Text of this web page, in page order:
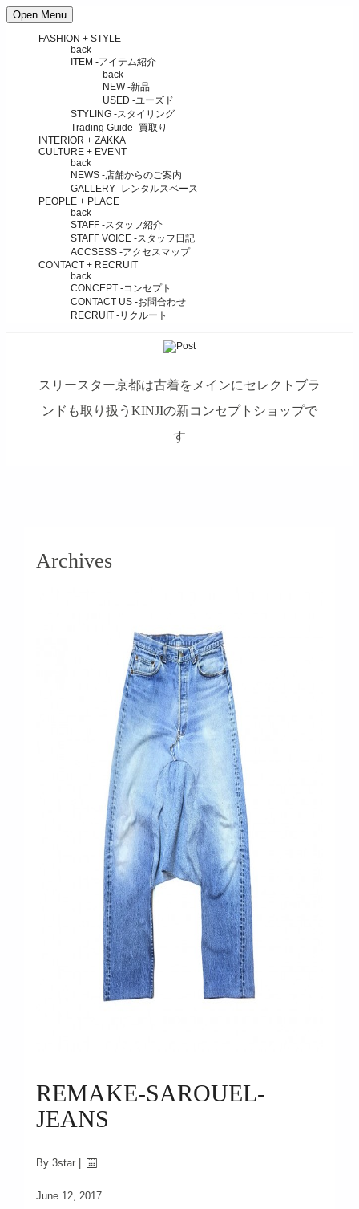
Open Menu
FASHION + STYLE
back
ITEM -アイテム紹介
back
NEW-新品
USED -ユーズド
STYLING -スタイリング
Trading Guide -買取り
INTERIOR + ZAKKA
CULTURE + EVENT
back
NEWS -店舗からのご案内
GALLERY -レンタルスペース
PEOPLE + PLACE
back
STAFF -スタッフ紹介
STAFF VOICE -スタッフ日記
ACCSESS -アクセスマップ
CONTACT + RECRUIT
back
CONCEPT -コンセプト
CONTACT US -お問合わせ
RECRUIT -リクルート
スリースター京都は古着をメインにセレクトブラ
ンドも取り扱うKINJIの新コンセプトショップで
す
Archives
REMAKE-SAROUEL-
JEANS
By 3star |
June 12, 2017